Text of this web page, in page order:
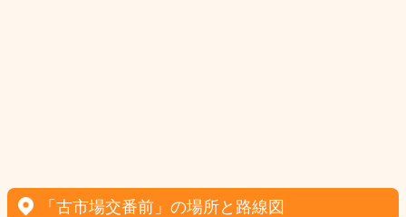
「古市場交番前」の場所と路線図